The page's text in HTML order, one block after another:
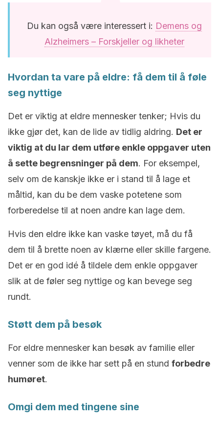
Du kan også være interessert i: Demens og
Alzheimers – Forskjeller og likheter
Hvordan ta vare på eldre: få dem til å føle
seg nyttige
Det er viktig at eldre mennesker tenker; Hvis du
ikke gjør det, kan de lide av tidlig aldring. Det er
viktig at du lar dem utføre enkle oppgaver uten
å sette begrensninger på dem. For eksempel,
selv om de kanskje ikke er i stand til å lage et
måltid, kan du be dem vaske potetene som
forberedelse til at noen andre kan lage dem.
Hvis den eldre ikke kan vaske tøyet, må du få
dem til å brette noen av klærne eller skille fargene.
Det er en god idé å tildele dem enkle oppgaver
slik at de føler seg nyttige og kan bevege seg
rundt.
Støtt dem på besøk
For eldre mennesker kan besøk av familie eller
venner som de ikke har sett på en stund forbedre
humøret.
Omgi dem med tingene sine